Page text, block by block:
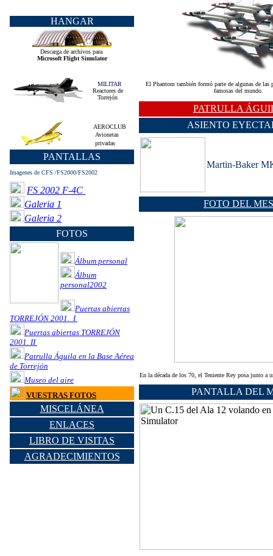
HANGAR
Descarga de archivos para
Microsoft Flight Simulator
MILITAR
Reactores de
Torrejón
AEROCLUB
Avionetas
privadas
PANTALLAS
Imagenes de CFS /FS2000/FS2002
FS 2002 F-4C
Galeria 1
Galeria 2
FOTOS
Álbum personal
Álbum
personal2002
Puertas abiertas
TORREJÓN 2001. I
Puertas abiertas TORREJÓN
2001. II
Patrulla Águila en la Base Aérea
de Torrejón
Museo del aire
VUESTRAS FOTOS
MISCELÁNEA
ENLACES
LIBRO DE VISITAS
AGRADECIMIENTOS
El Phantom también formó parte de algunas de las
famosas del mundo.
PATRULLA
ASIENTO
Martin-Baker
FOTO DEL MES
En la década de los 70, el Teniente Rey posa junto a
PANTALLA DEL